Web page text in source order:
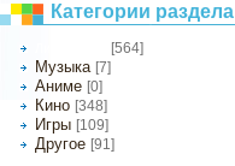
Категории раздела
[564]
Музыка [7]
Аниме [0]
Кино [348]
Игры [109]
Другое [91]